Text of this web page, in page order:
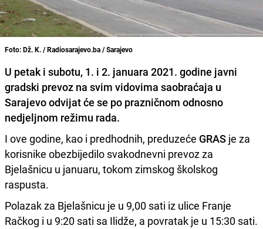
Foto: Dž. K. / Radiosarajevo.ba / Sarajevo
U petak i subotu, 1. i 2. januara 2021. godine javni
gradski prevoz na svim vidovima saobraćaja u
Sarajevo odvijat će se po prazničnom odnosno
nedjeljnom režimu rada.
I ove godine, kao i predhodnih, preduzeće GRAS je za
korisnike obezbijedilo svakodnevni prevoz za
Bjelašnicu u januaru, tokom zimskog školskog
raspusta.
Polazak za Bjelašnicu je u 9,00 sati iz ulice Franje
Račkog i u 9:20 sati sa Ilidže, a povratak je u 15:30 sati.